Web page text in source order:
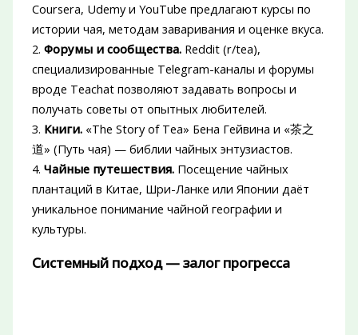
Coursera, Udemy и YouTube предлагают курсы по
истории чая, методам заваривания и оценке вкуса.
2. Форумы и сообщества.Reddit (r/tea),
специализированные Telegram-каналы и форумы
вроде Teachat позволяют задавать вопросы и
получать советы от опытных любителей.
3. Книги.«The Story of Tea» Бена Гейвина и «茶之
道» (Путь чая) — библии чайных энтузиастов.
4. Чайные путешествия.Посещение чайных
плантаций в Китае, Шри-Ланке или Японии даёт
уникальное понимание чайной географии и
культуры.
Системный подход — залог прогресса